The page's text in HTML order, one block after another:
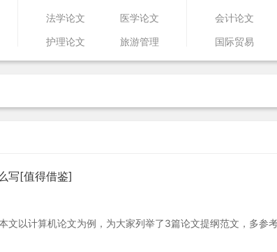
法学论文
医学论文
护理论文
旅游管理
会计论文
国际贸易
写[值得借鉴]
文以计算机论文为例，为大家列举了3篇论文提纲范文，多参